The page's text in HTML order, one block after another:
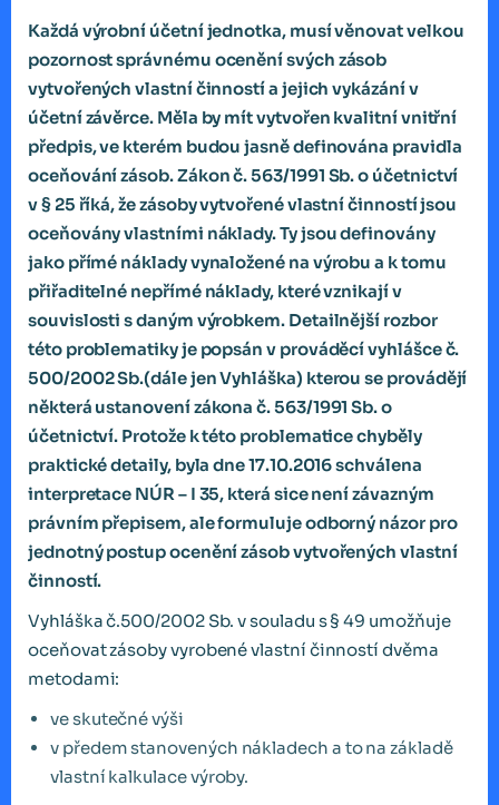
Každá výrobní účetní jednotka, musí věnovat velkou
pozornost správnému ocenění svých zásob
vytvořených vlastní činností a jejich vykázání v
účetní závěrce. Měla by mít vytvořen kvalitní vnitřní
předpis, ve kterém budou jasně definována pravidla
oceňování zásob. Zákon č. 563/1991 Sb. o účetnictví
v § 25 říká, že zásoby vytvořené vlastní činností jsou
oceňovány vlastními náklady. Ty jsou definovány
jako přímé náklady vynaložené na výrobu a k tomu
přiřaditelné nepřímé náklady, které vznikají v
souvislosti s daným výrobkem. Detailnější rozbor
této problematiky je popsán v prováděcí vyhlášce č.
500/2002 Sb.(dále jen Vyhláška) kterou se provádějí
některá ustanovení zákona č. 563/1991 Sb. o
účetnictví. Protože k této problematice chyběly
praktické detaily, byla dne 17.10.2016 schválena
interpretace NÚR – I 35, která sice není závazným
právním přepisem, ale formuluje odborný názor pro
jednotný postup ocenění zásob vytvořených vlastní
činností.
Vyhláška č.500/2002 Sb. v souladu s § 49 umožňuje
oceňovat zásoby vyrobené vlastní činností dvěma
metodami:
ve skutečné výši
v předem stanovených nákladech a to na základě
vlastní kalkulace výroby.